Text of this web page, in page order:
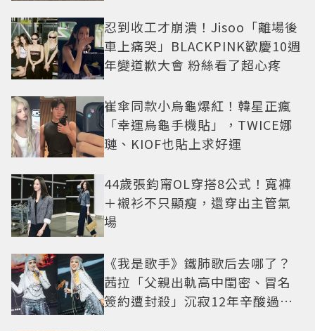
忍到收工才崩潰！Jisoo「離場後
車上痛哭」BLACKPINK歡慶10週
年變道歉大會 粉絲看了超心疼
崔傘同款小烏龜爆紅！韓星正瘋
「幸運烏龜手機貼」，TWICE娜
璉、KIOF也貼上求好運
44歲張鈞甯OL穿搭8公式！寬褲
＋襯衫不只顯瘦，還穿出主管氣
場
《我是歌手》鐵肺歌后去哪了？
茜拉「父親出軌高中閨密、冒名
簽約遭封殺」沉寂12年辛酸過往